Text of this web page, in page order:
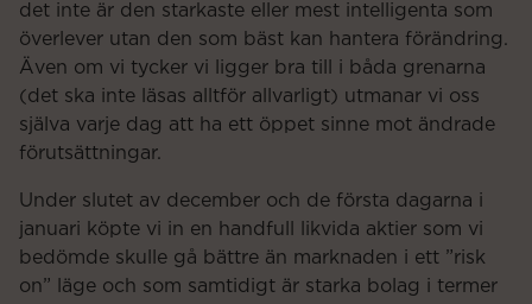
det inte är den starkaste eller mest intelligenta som
överlever utan den som bäst kan hantera förändring.
Även om vi tycker vi ligger bra till i båda grenarna
(det ska inte läsas alltför allvarligt) utmanar vi oss
själva varje dag att ha ett öppet sinne mot ändrade
förutsättningar.
Under slutet av december och de första dagarna i
januari köpte vi in en handfull likvida aktier som vi
bedömde skulle gå bättre än marknaden i ett ”risk
on” läge och som samtidigt är starka bolag i termer